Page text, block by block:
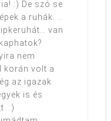
:) De szó se
a ruhák. …
van
nem
korán volt a
az igazak
is és
:)